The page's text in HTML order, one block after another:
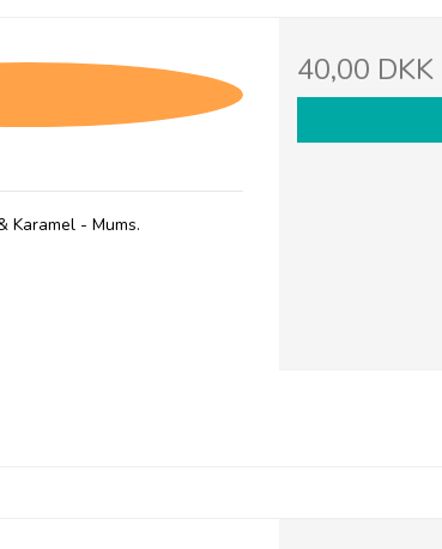
Karamel - Mums.
40,00 DKK